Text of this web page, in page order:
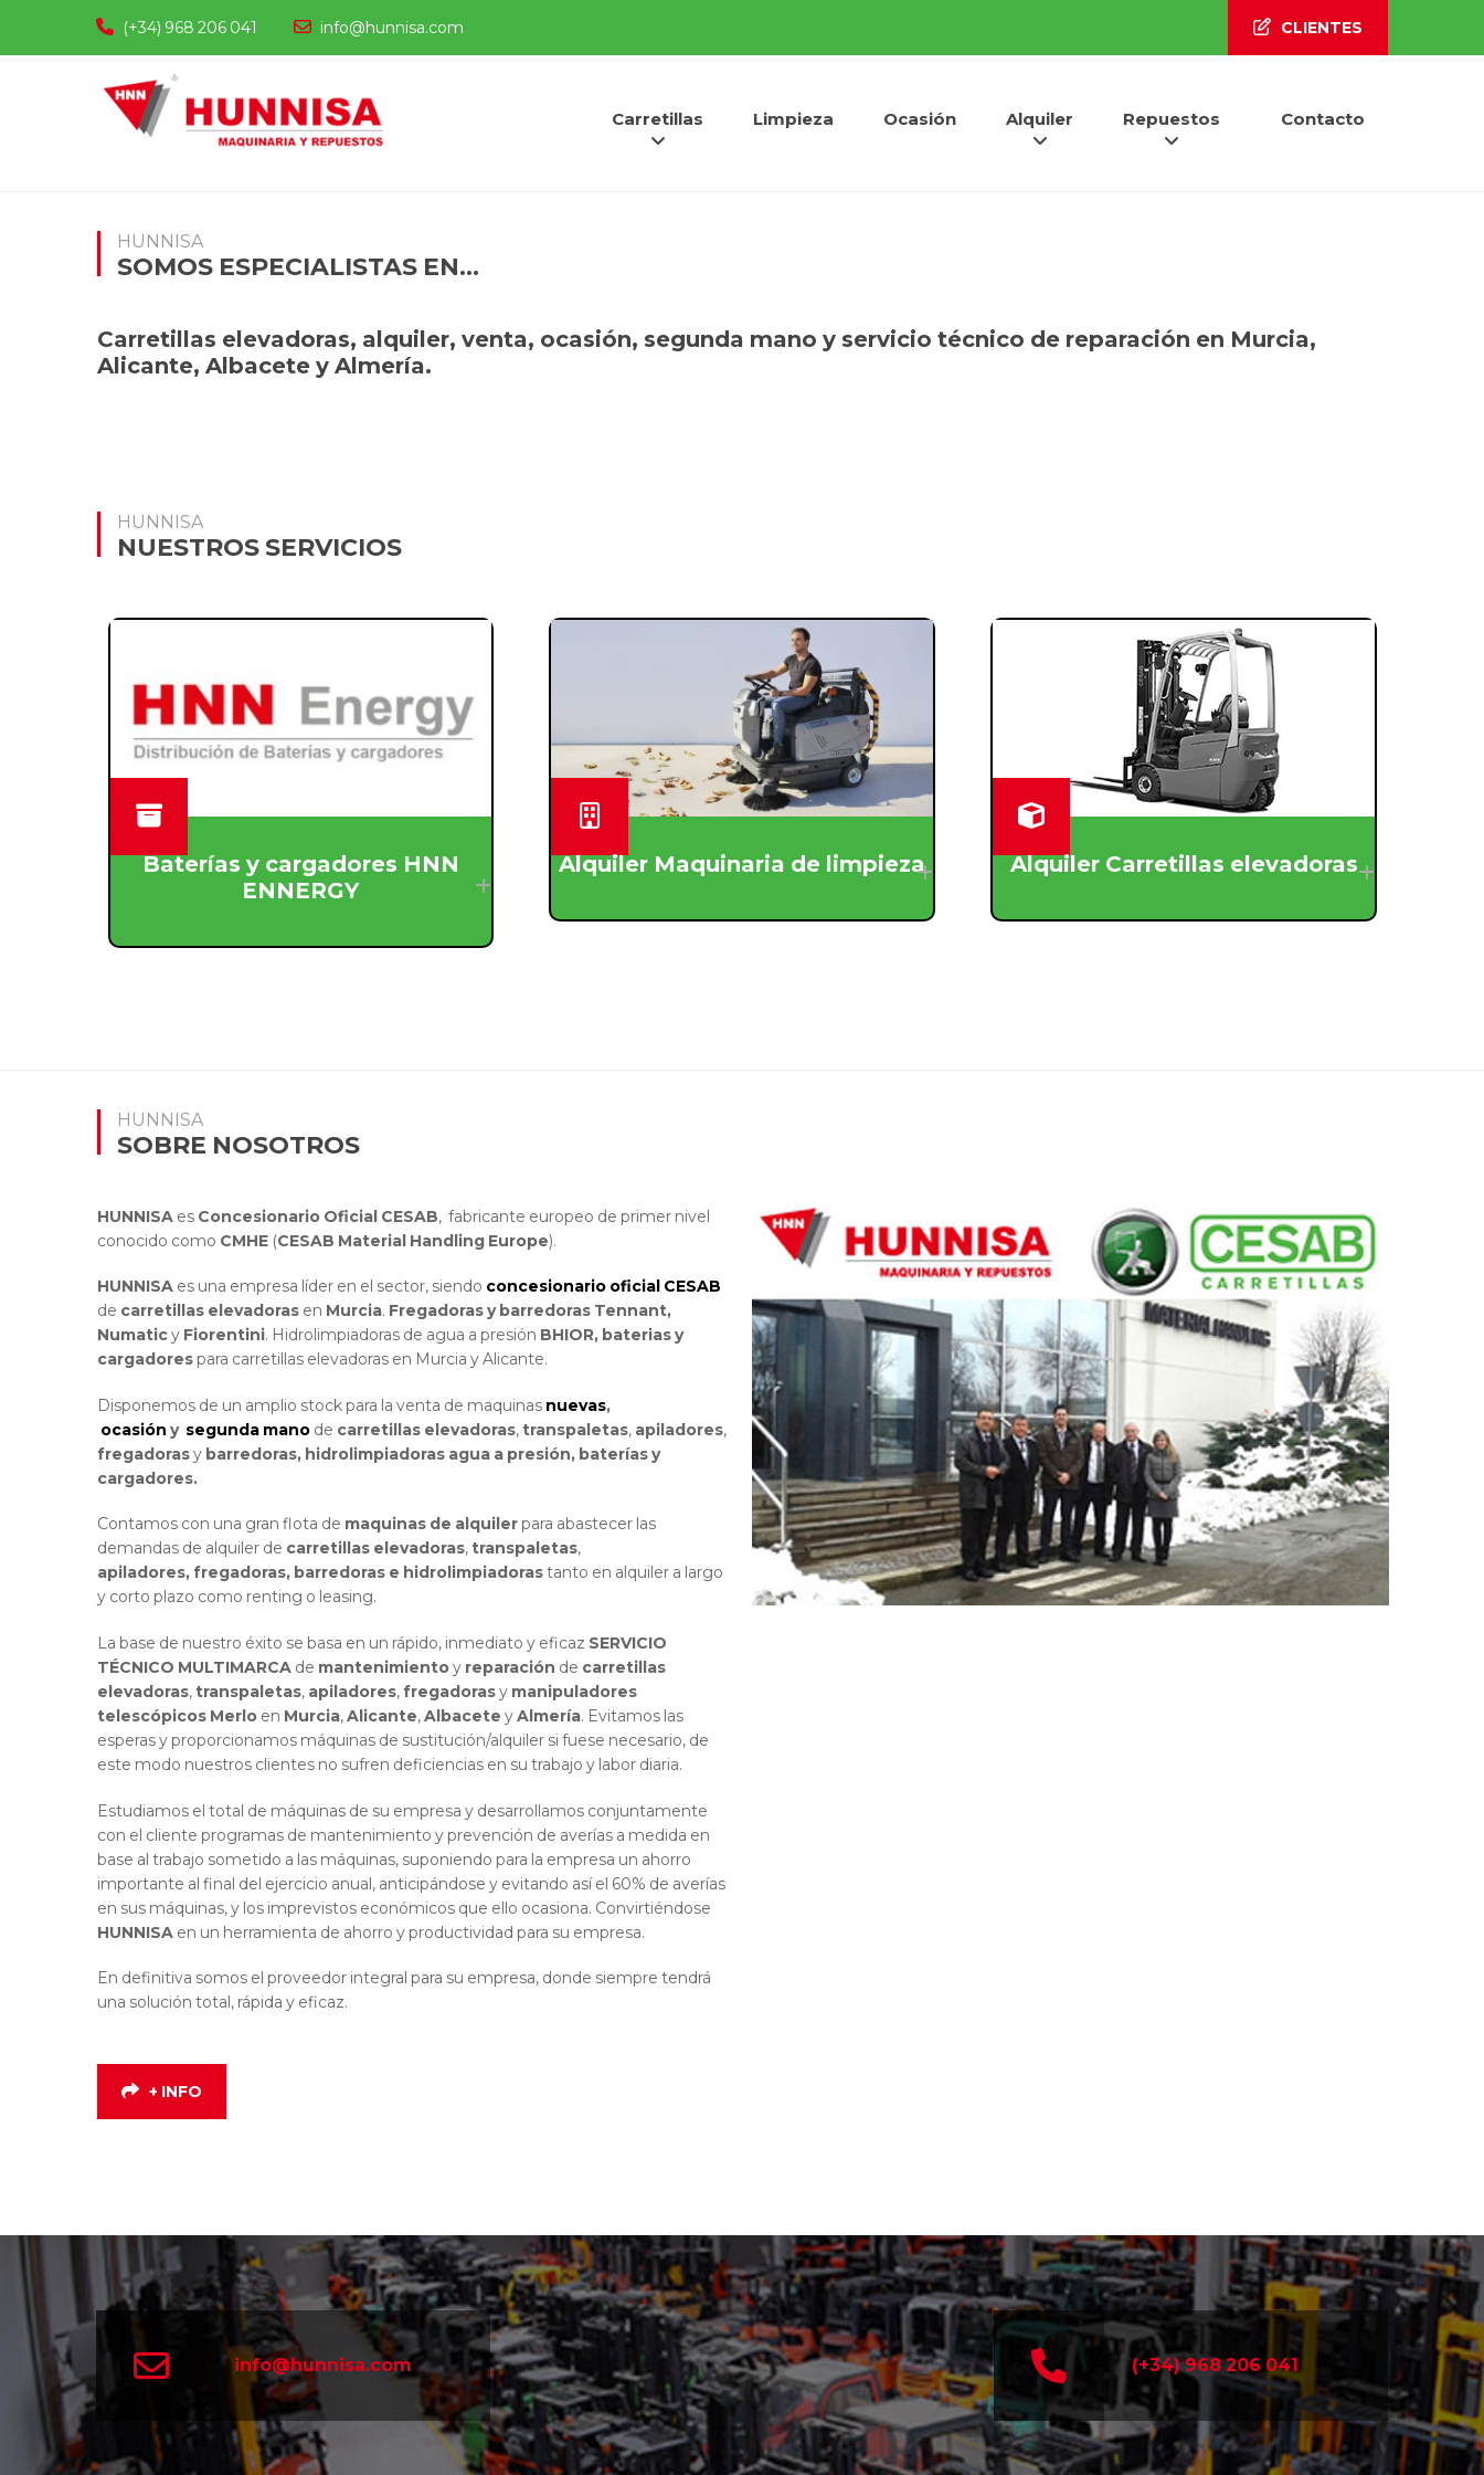
(+34) 968 206 041 info@hunnisa.com CLIENTES
Carretillas Limpieza Ocasión Alquiler Repuestos Contacto
HUNNISA
SOMOS ESPECIALISTAS EN...
Carretillas elevadoras, alquiler, venta, ocasión, segunda mano y servicio técnico de reparación en Murcia,
Alicante, Albacetey Almería.
HUNNISA
NUESTROS SERVICIOS
Baterías y cargadores HNN
ENNERGY
Alquiler Maquinaria de limpieza Alquiler Carretillas elevadoras
HUNNISA
SOBRE NOSOTROS
HUNNISA es Concesionario Oficial CESAB, fabricante europeo de primer nivel
conocido como CMHE (CESAB Material Handling Europe).
HUNNISA es una empresa líder en el sector, siendo concesionario oficial CESAB
de carretillas elevadoras en Murcia. Fregadoras y barredoras Tennant,
Numaticy Fiorentini. Hidrolimpiadoras de agua a presión BHIOR, baterias y
cargadores para carretillas elevadoras en Murcia y Alicante.
Disponemos de un amplio stock para la venta de maquinas nuevas,
ocasión y segunda mano de carretillas elevadoras,transpaletas, apiladores,
fregadorasy barredoras, hidrolimpiadoras agua a presión, baterías y
cargadores.
Contamos con una gran flota de maquinas de alquiler para abastecer las
demandas de alquiler de carretillas elevadoras,transpaletas,
apiladores,fregadoras, barredoras e hidrolimpiadorastanto en alquiler a largo
y corto plazo como renting o leasing.
La base de nuestro éxito se basa en un rápido, inmediato y eficaz SERVICIO
TÉCNICO MULTIMARCA de mantenimientoy reparación de carretillas
elevadoras,transpaletas, apiladores,fregadorasy manipuladores
telescópicos Merlo en Murcia,Alicante,Albacete yAlmería. Evitamos las
esperas y proporcionamos máquinas de sustitución/alquiler si fuese necesario, de
este modo nuestros clientes no sufren deficiencias en su trabajo y labor diaria.
Estudiamos el total de máquinas de su empresa y desarrollamos conjuntamente
con el cliente programas de mantenimiento y prevención de averías a medida en
base al trabajo sometido a las máquinas, suponiendo para la empresa un ahorro
importante al final del ejercicio anual, anticipándose y evitando así el 60% de averías
en sus máquinas, y los imprevistos económicos que ello ocasiona. Convirtiéndose
HUNNISA en un herramienta de ahorro y productividad para su empresa.
En definitiva somos el proveedor integral para su empresa, donde siempre tendrá
una solución total, rápida y eficaz.
+ INFO
info@hunnisa.com (+34) 968 206 041